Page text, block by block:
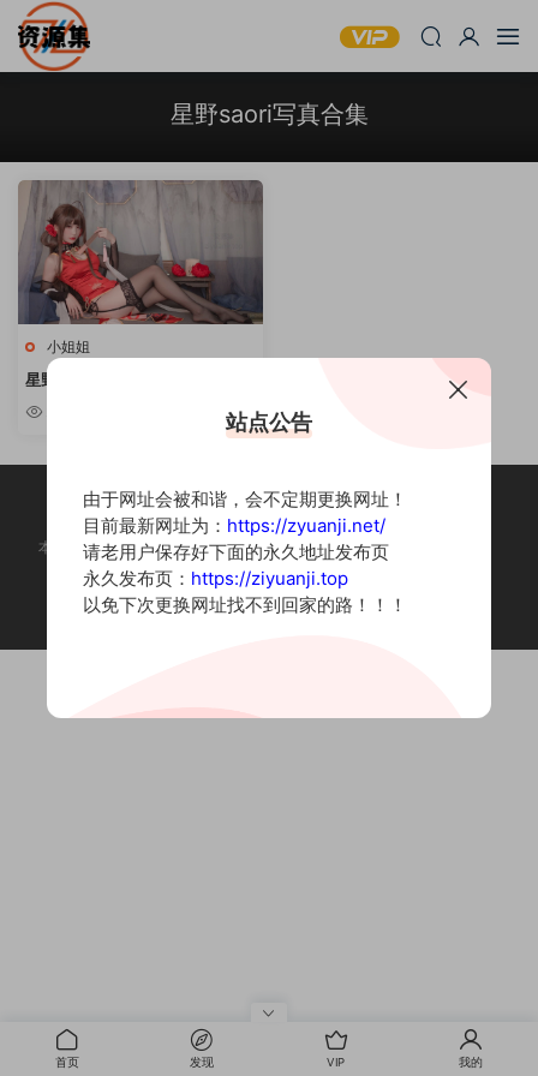
星野saori写真合集
小姐姐
星野saori – 写真套图资源合集
[持续更新]
本站为摄影写真图片网站，内容来自网络收集整理，仅作个人学习使用。
如有违法内容请联系删除
Copyright © 2022 资源集
首页 发现 VIP 我的
站点公告
由于网址会被和谐，会不定期更换网址！
目前最新网址为： https://zyuanji.net/
请老用户保存好下面的永久地址发布页
永久发布页： https://ziyuanji.top
以免下次更换网址找不到回家的路！！！